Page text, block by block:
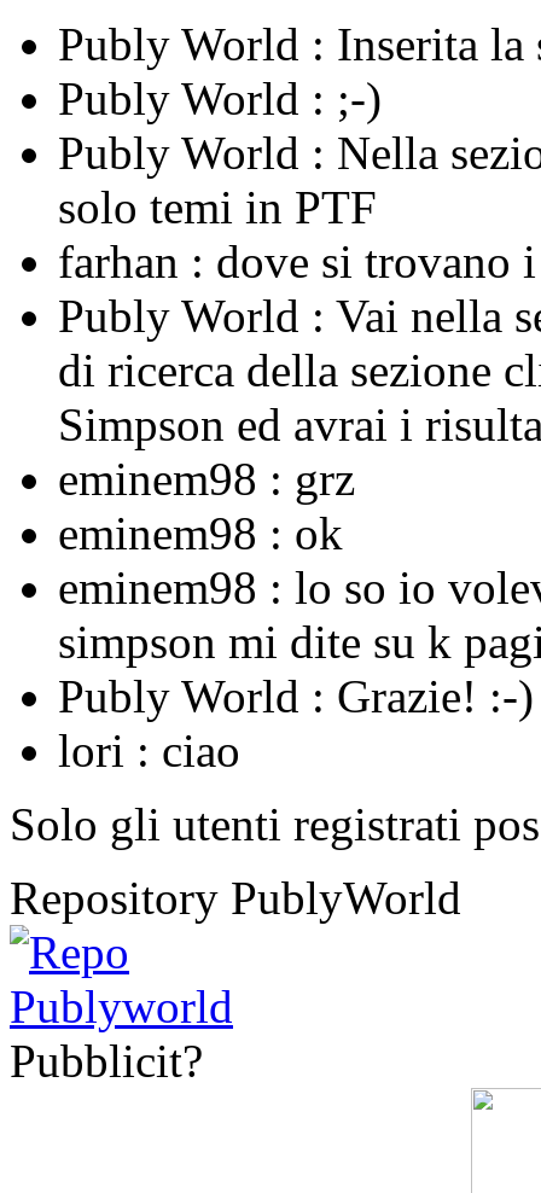
Publy World : Inserita
Publy World : ;-)
Publy World : Nella
solo temi in PTF
farhan : dove si trovano
Publy World : Vai nella
di ricerca della sezione
Simpson ed avrai i
eminem98 : grz
eminem98 : ok
eminem98 : lo so io
simpson mi dite su k
Publy World : Grazie! :-)
lori : ciao
Solo gli utenti registrati
Repository PublyWorld
Pubblicit?